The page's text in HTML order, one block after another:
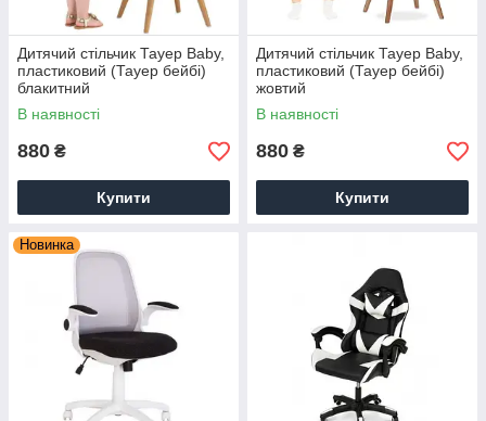
Дитячий стільчик Тауер Вaby,
пластиковий (Тауер бейбі)
блакитний
В наявності
880 ₴
Купити
Дитячий стільчик Тауер Вaby,
пластиковий (Тауер бейбі)
жовтий
В наявності
880 ₴
Купити
Новинка